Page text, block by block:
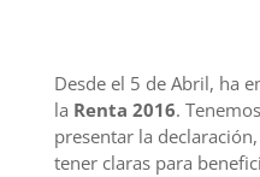
Desde el 5 de Abril, ha
la Renta 2016.
presentar la
tener claras para